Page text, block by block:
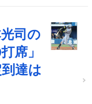
司の
席」
到達は